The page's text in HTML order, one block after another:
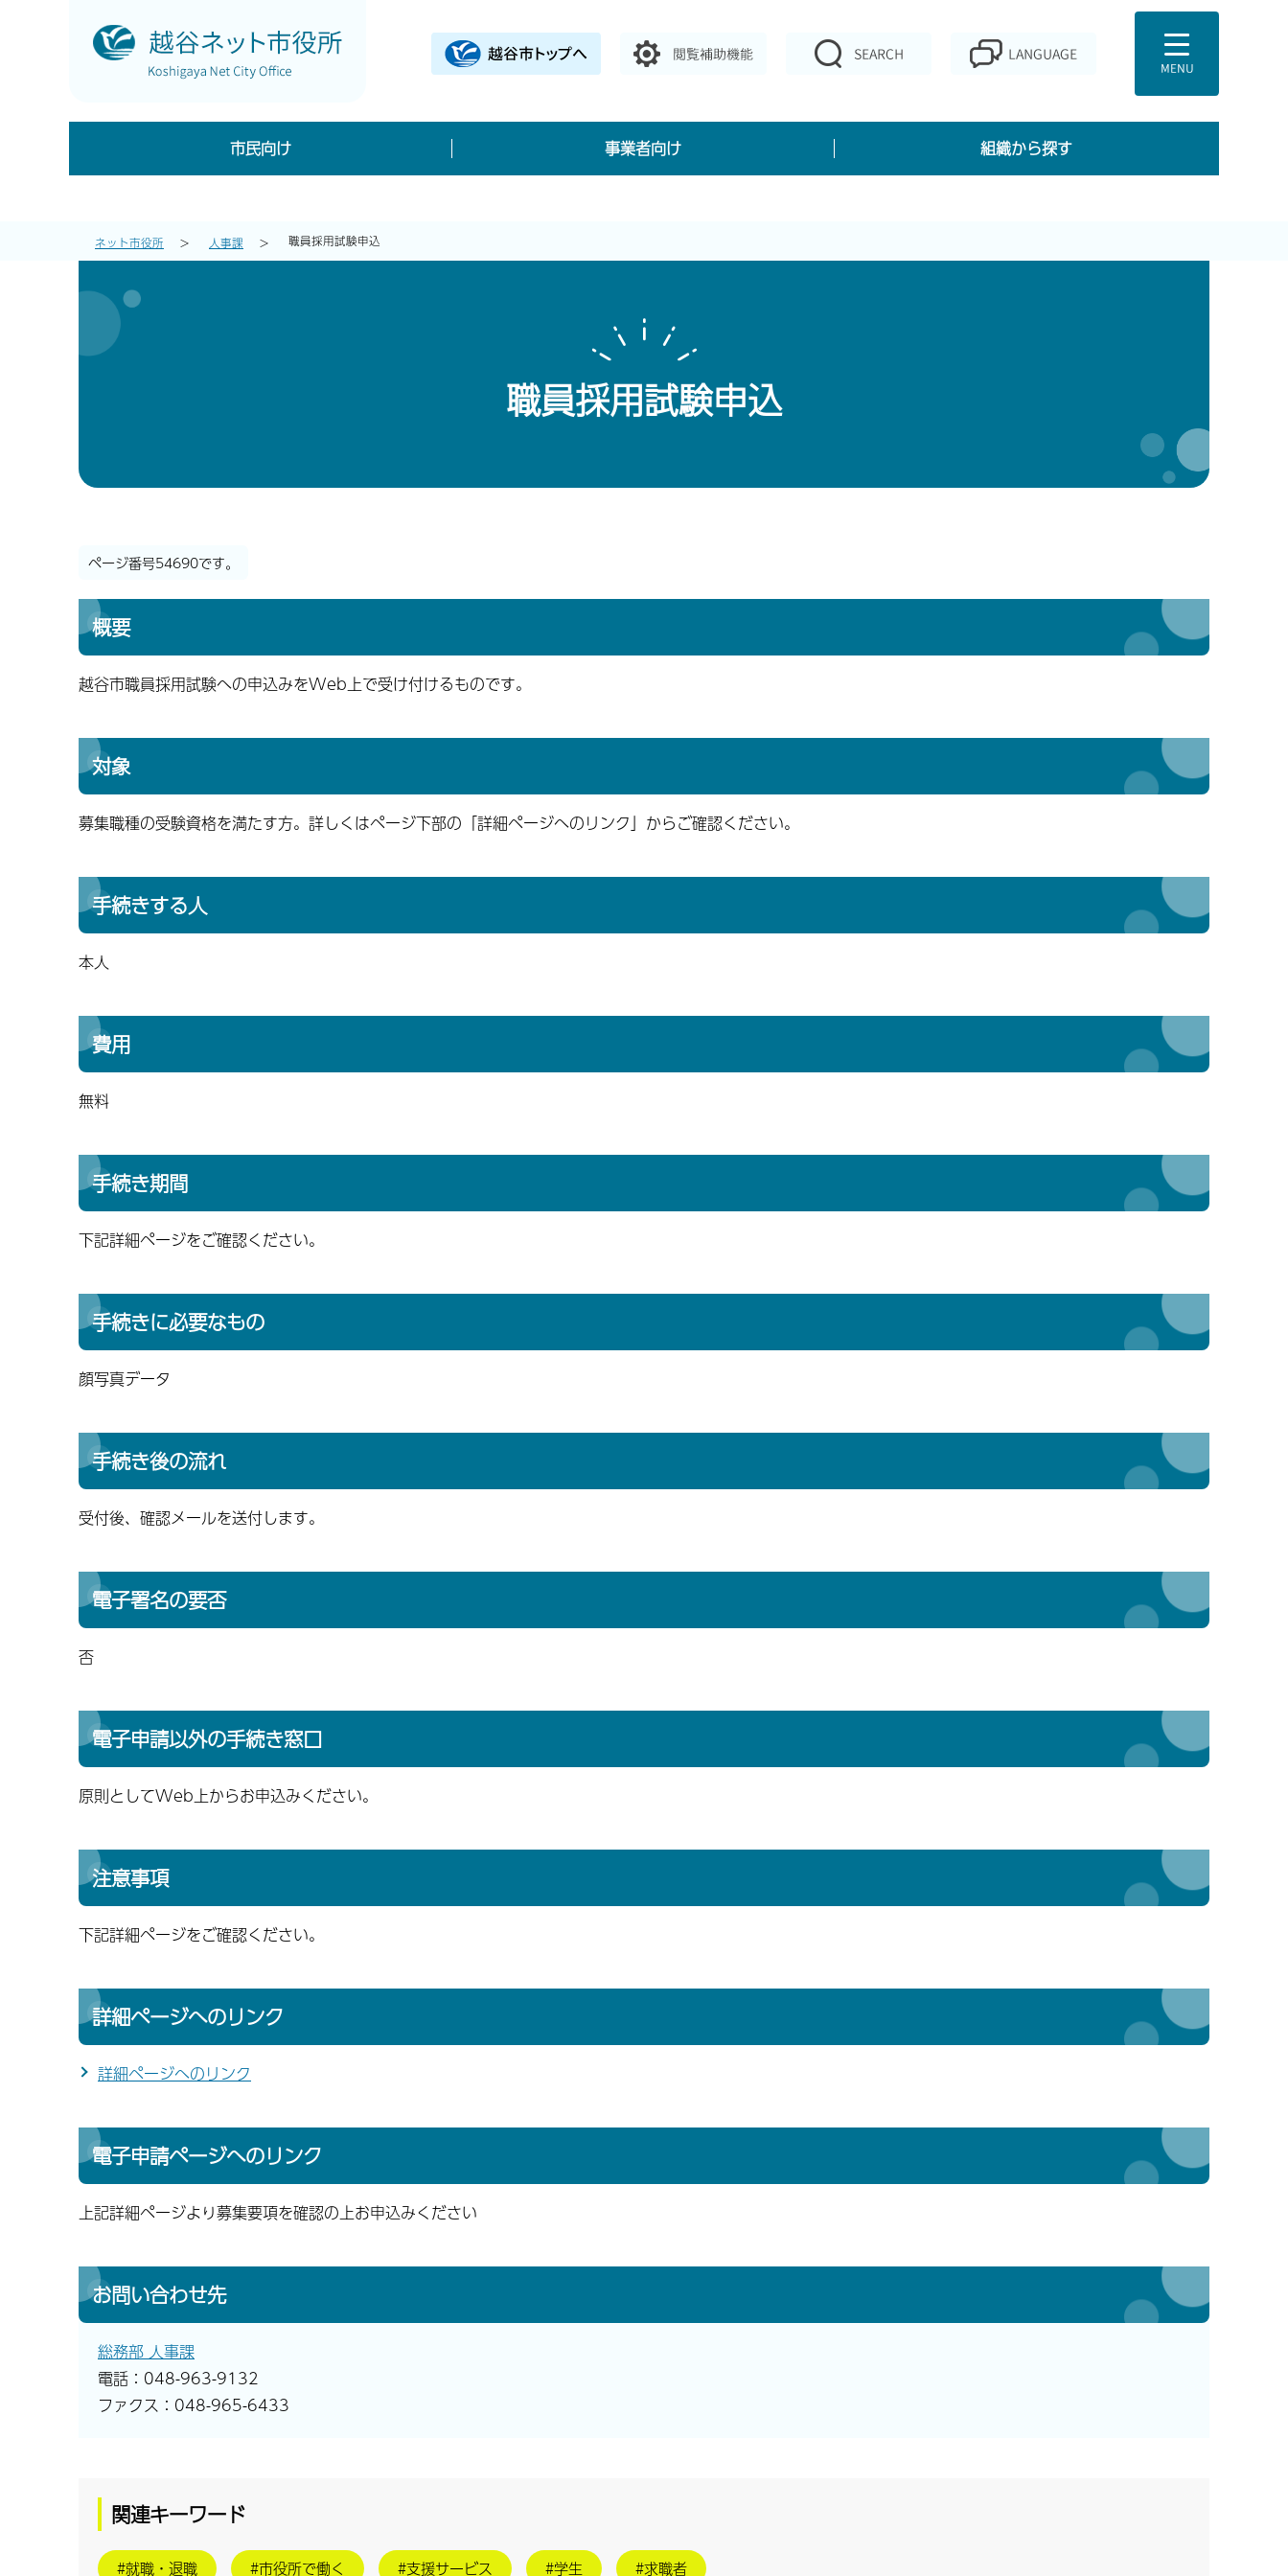
市民向け 事業者向け 組織から探す
ネット市役所 人事課 職員採用試験申込
職員採用試験申込
ページ番号54690です。
概要
越谷市職員採用試験への申込みをWeb上で受け付けるものです。
対象
募集職種の受験資格を満たす方。詳しくはページ下部の「詳細ページへのリンク」からご確認ください。
手続きする人
本人
費用
無料
手続き期間
下記詳細ページをご確認ください。
手続きに必要なもの
顔写真データ
手続き後の流れ
受付後、確認メールを送付します。
電子署名の要否
否
電子申請以外の手続き窓口
原則としてWeb上からお申込みください。
注意事項
下記詳細ページをご確認ください。
詳細ページへのリンク
詳細ページへのリンク
電子申請ページへのリンク
上記詳細ページより募集要項を確認の上お申込みください
お問い合わせ先
総務部 人事課
電話：048-963-9132
ファクス：048-965-6433
関連キーワード
#就職・退職 #市役所で働く #支援サービス #学生 #求職者